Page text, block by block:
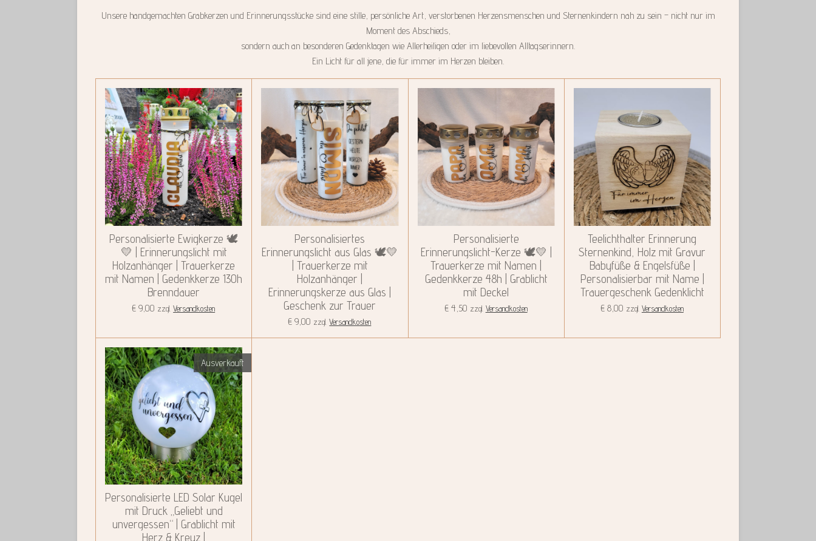
Unsere handgemachten Grabkerzen und Erinnerungsstücke sind eine stille, persönliche Art, verstorbenen Herzensmenschen und Sternenkindern nah zu sein – nicht nur im
Moment des Abschieds,
sondern auch an besonderen Gedenktagen wie Allerheiligen oder im liebevollen Alltagserinnern.
Ein Licht für all jene, die für immer im Herzen bleiben.
Personalisierte Ewigkerze 🕊️
💛 | Erinnerungslicht mit
Holzanhänger | Trauerkerze
mit Namen | Gedenkkerze 130h
Brenndauer
€ 9,00 zzgl.Versandkosten
Personalisiertes
Erinnerungslicht aus Glas 🕊️💛
| Trauerkerze mit
Holzanhänger |
Erinnerungskerze aus Glas |
Geschenk zur Trauer
€ 9,00 zzgl.Versandkosten
Personalisierte
Erinnerungslicht-Kerze 🕊️💛 |
Trauerkerze mit Namen |
Gedenkkerze 48h | Grablicht
mit Deckel
€ 4,50 zzgl. Versandkosten
Teelichthalter Erinnerung
Sternenkind, Holz mit Gravur
Babyfüße & Engelsfüße |
Personalisierbar mit Name |
Trauergeschenk Gedenklicht
€ 8,00 zzgl. Versandkosten
Ausverkauft
Personalisierte LED Solar Kugel
mit Druck „Geliebt und
unvergessen“ | Grablicht mit
Herz & Kreuz |